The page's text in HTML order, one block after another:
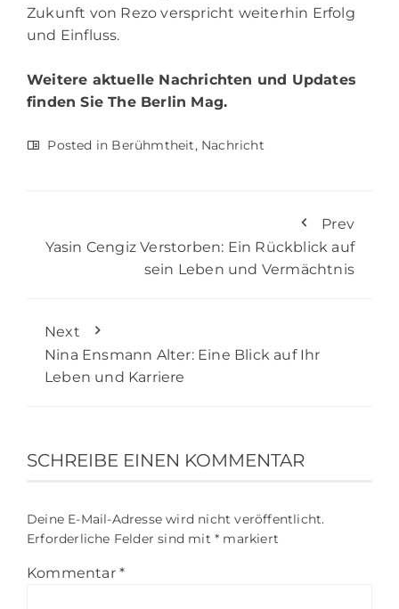
Zukunft von Rezo verspricht weiterhin Erfolg
und Einfluss.
Weitere aktuelle Nachrichten und Updates
finden SieThe Berlin Mag.
Posted in Berühmtheit, Nachricht
Prev
Yasin Cengiz Verstorben: Ein Rückblick auf
sein Leben und Vermächtnis
Next
Nina Ensmann Alter: Eine Blick auf Ihr
Leben und Karriere
SCHREIBE EINEN KOMMENTAR
Deine E-Mail-Adresse wird nicht veröffentlicht.
Erforderliche Felder sind mit * markiert
Kommentar *